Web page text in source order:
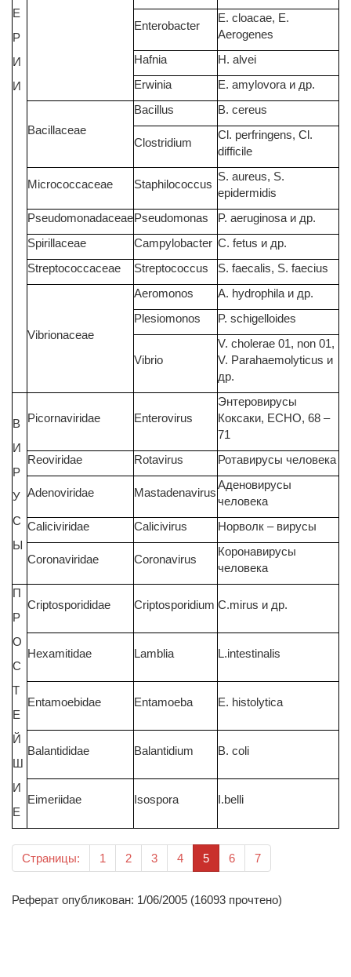
Е
Р
И
И
Enterobacter
E. cloacae, E.
Aerogenes
Hafnia
H. alvei
Erwinia
E. amylovora и др.
Bacillaceae
Bacillus B. cereus
Clostridium
Cl. perfringens, Cl.
difficile
Micrococcaceae Staphilococcus
S. aureus, S.
epidermidis
PseudomonadaceaePseudomonas
P. aeruginosa и др.
Spirillaceae
Campylobacter C. fetus и др.
Streptococcaceae
Streptococcus S. faecalis, S. faecius
Vibrionaceae
Aeromonos
A. hydrophila и др.
Plesiomonos
P. schigelloides
Vibrio
V. cholerae 01, non 01,
V. Parahaemolyticus и
др.
В
И
Р
У
С
Ы
Picornaviridae Enterovirus
Энтеровирусы
Коксаки, ЕСНО, 68 –
71
Reoviridae
Rotavirus Ротавирусы человека
Adenoviridae Mastadenavirus
Аденовирусы
человека
Caliciviridae
Calicivirus Норволк – вирусы
Coronaviridae Coronavirus
Коронавирусы
человека
П
Р
О
С
Т
Е
Й
Ш
И
Е
Criptosporididae Criptosporidium C.mirus и др.
Hexamitidae Lamblia L.intestinalis
Entamoebidae Entamoeba E. histolytica
Balantididae Balantidium B. coli
Eimeriidae Isospora I.belli
Страницы: 1 2 3 4 5(текущая)
6 7
Реферат опубликован: 1/06/2005 (16093 прочтено)